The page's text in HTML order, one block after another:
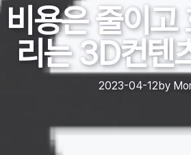
비용은 줄이고
리는 3D컨텐
2023-04-12by